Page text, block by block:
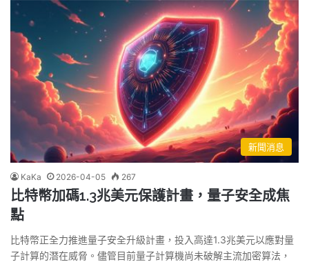
新聞消息
KaKa 2026-04-05 267
比特幣加碼1.3兆美元保護計畫，量子安全成焦
點
比特幣正全力推進量子安全升級計畫，投入高達1.3兆美元以應對量
子計算的潛在威脅。儘管目前量子計算機尚未破解主流加密算法，